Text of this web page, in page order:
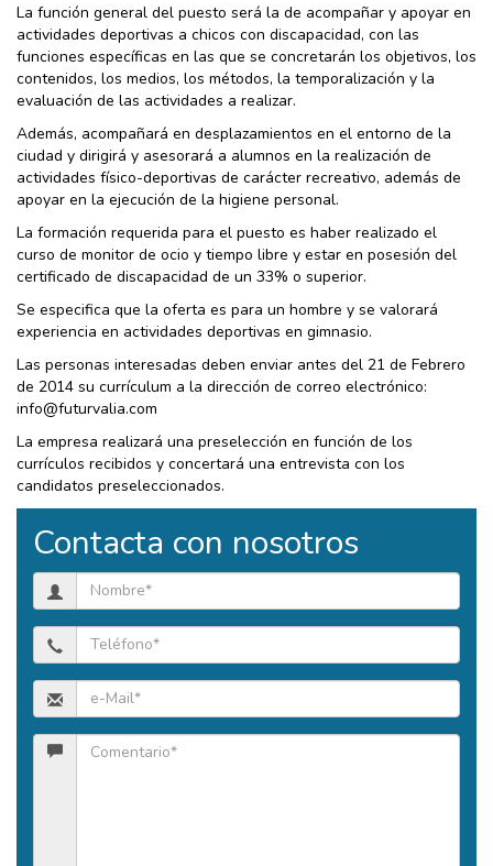
La función general del puesto será la de acompañar y apoyar en
actividades deportivas a chicos con discapacidad, con las
funciones específicas en las que se concretarán los objetivos, los
contenidos, los medios, los métodos, la temporalización y la
evaluación de las actividades a realizar.
Además, acompañará en desplazamientos en el entorno de la
ciudad y dirigirá y asesorará a alumnos en la realización de
actividades físico-deportivas de carácter recreativo, además de
apoyar en la ejecución de la higiene personal.
La formación requerida para el puesto es haber realizado el
curso de monitor de ocio y tiempo libre y estar en posesión del
certificado de discapacidad de un 33% o superior.
Se especifica que la oferta es para un hombre y se valorará
experiencia en actividades deportivas en gimnasio.
Las personas interesadas deben enviar antes del 21 de Febrero
de 2014 su currículum a la dirección de correo electrónico:
info@futurvalia.com
La empresa realizará una preselección en función de los
currículos recibidos y concertará una entrevista con los
candidatos preseleccionados.
Contacta con nosotros